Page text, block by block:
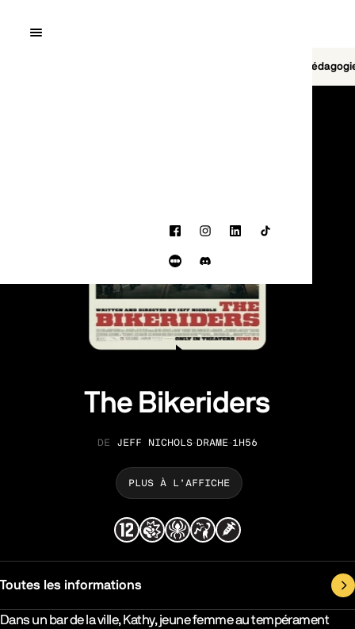
Quai10
FacebookInstagram
LinkedInTikTok
Letterboxd
Discord
The Bikeriders
RÉALISATION
JEFF NICHOLS GENRE
DRAME DURÉE
1H56
PLUS À L’AFFICHE
Toutes les informations
Synopsys & Casting
Dans un bar de la ville, Kathy, jeune femme au tempérament